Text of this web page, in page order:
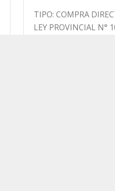
TIPO: COMPRA
LEY PROVINCIAL N°